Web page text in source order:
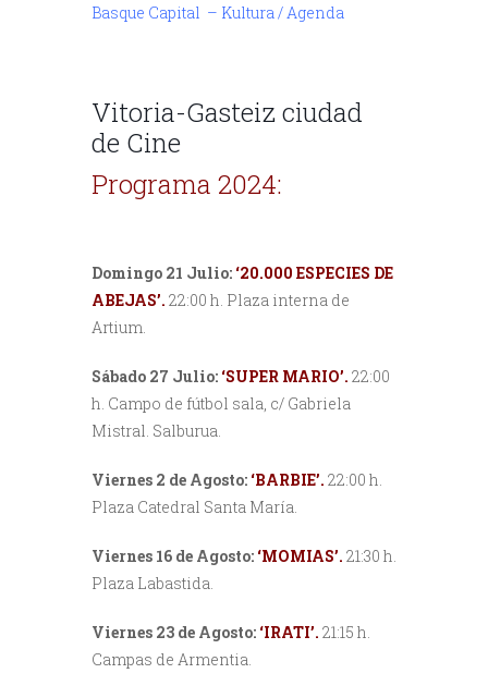
Basque Capital – Kultura / Agenda
Vitoria-Gasteiz ciudad
de Cine
Programa 2024:
Domingo 21 Julio: ‘20.000 ESPECIES DE
ABEJAS’. 22:00 h. Plaza interna de
Artium.
Sábado 27 Julio: ‘SUPER MARIO’. 22:00
h. Campo de fútbol sala, c/ Gabriela
Mistral. Salburua.
Viernes 2 de Agosto: ‘BARBIE’. 22:00 h.
Plaza Catedral Santa María.
Viernes 16 de Agosto: ‘MOMIAS’. 21:30 h.
Plaza Labastida.
Viernes 23 de Agosto: ‘IRATI’. 21:15 h.
Campas de Armentia.